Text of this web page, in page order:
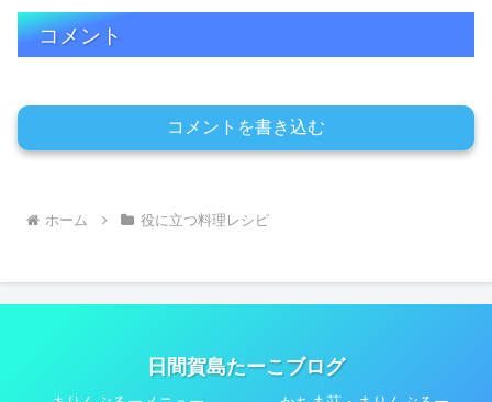
コメント
コメントを書き込む
ホーム 役に立つ料理レシピ
日間賀島たーこブログ